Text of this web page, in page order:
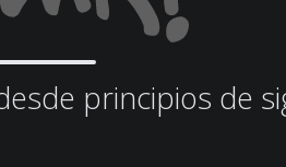
principios de